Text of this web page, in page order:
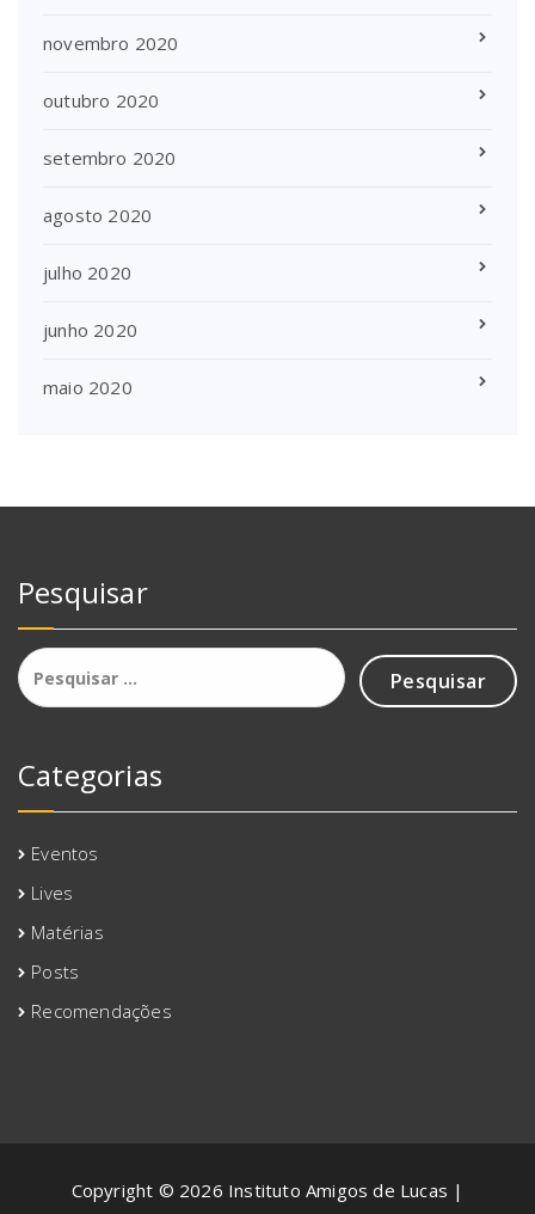
novembro 2020
outubro 2020
setembro 2020
agosto 2020
julho 2020
junho 2020
maio 2020
Pesquisar
Pesquisar
por:
Categorias
Eventos
Lives
Matérias
Posts
Recomendações
Copyright © 2026 Instituto Amigos de Lucas |